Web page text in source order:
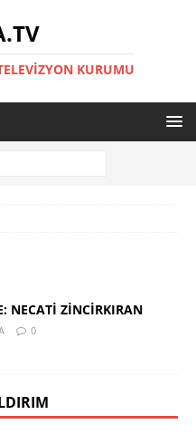
KURUMU
NECATİ ZİNCİRKIRAN
0